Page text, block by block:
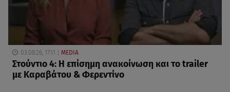
03.08.26, 17:11 MEDIA
Στούντιο 4: Η επίσημη ανακοίνωση και το trailer
με Καραβάτου & Φερεντίνο